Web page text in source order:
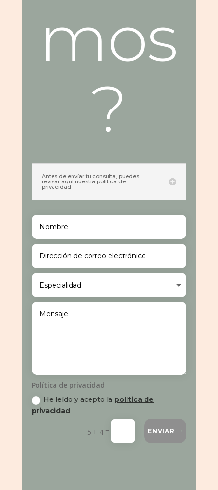
mos
?
Antes de envíar tu consulta, puedes
revisar aquí nuestra política de
privacidad
Política de privacidad
He leído y acepto la política de
privacidad
5 + 4= ENVIAR